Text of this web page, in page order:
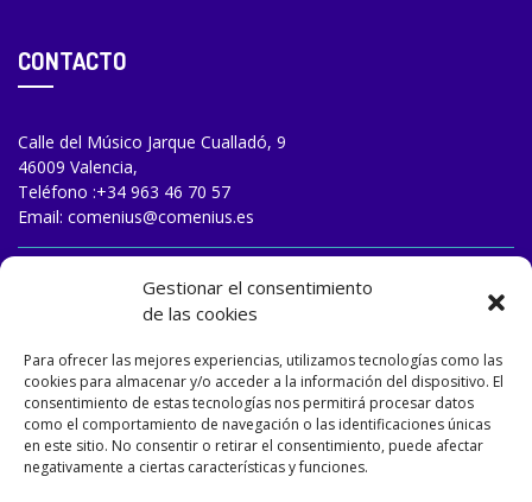
Gestionar el consentimiento
de las cookies
Para ofrecer las mejores experiencias, utilizamos tecnologías como las
cookies para almacenar y/o acceder a la información del dispositivo. El
consentimiento de estas tecnologías nos permitirá procesar datos
como el comportamiento de navegación o las identificaciones únicas
en este sitio. No consentir o retirar el consentimiento, puede afectar
negativamente a ciertas características y funciones.
CONTACTO
Calle del Músico Jarque Cualladó, 9
46009 Valencia,
Teléfono :+34 963 46 70 57
Email: comenius@comenius.es